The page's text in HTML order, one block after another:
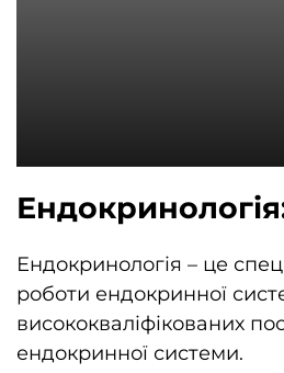
Ендокринологія – це
роботи ендокринної
висококваліфікованих
ендокринної системи.